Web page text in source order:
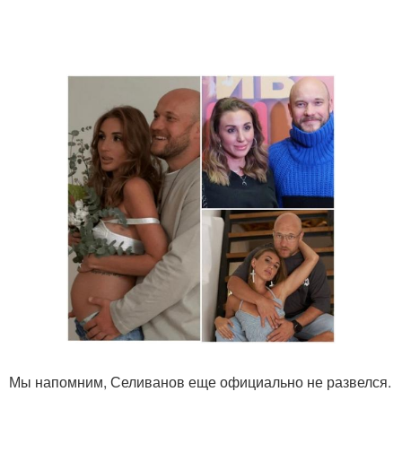
Мы напомним, Селиванов еще официально не развелся.